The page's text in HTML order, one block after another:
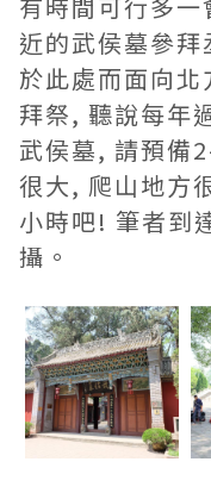
近的武侯墓參
於此處而面向
拜祭, 聽說每年
武侯墓, 請預備
很大, 爬山地方
小時吧! 筆者到
攝。